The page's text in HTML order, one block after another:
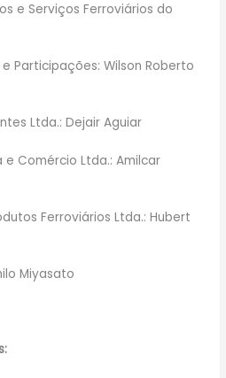
e Serviços Ferroviários do
Participações: Wilson Roberto
Ltda.: Dejair Aguiar
e Comércio Ltda.: Amilcar
Ferroviários Ltda.: Hubert
Miyasato